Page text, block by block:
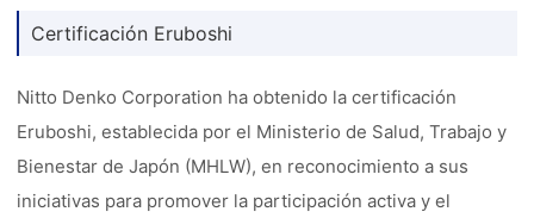
Certificación Eruboshi
Nitto Denko Corporation ha obtenido la certificación
Eruboshi, establecida por el Ministerio de Salud, Trabajo y
Bienestar de Japón (MHLW), en reconocimiento a sus
iniciativas para promover la participación activa y el